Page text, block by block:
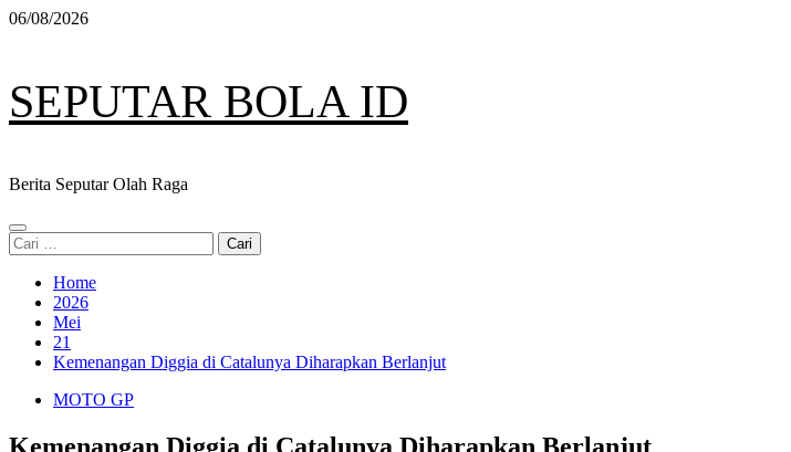
Skip
06/08/2026
SEPUTAR BOLA ID
Berita Seputar Olah Raga
Primary
Menu
Cari
untuk:
Home
2026
Mei
21
Kemenangan Diggia di Catalunya Diharapkan Berlanjut
MOTO GP